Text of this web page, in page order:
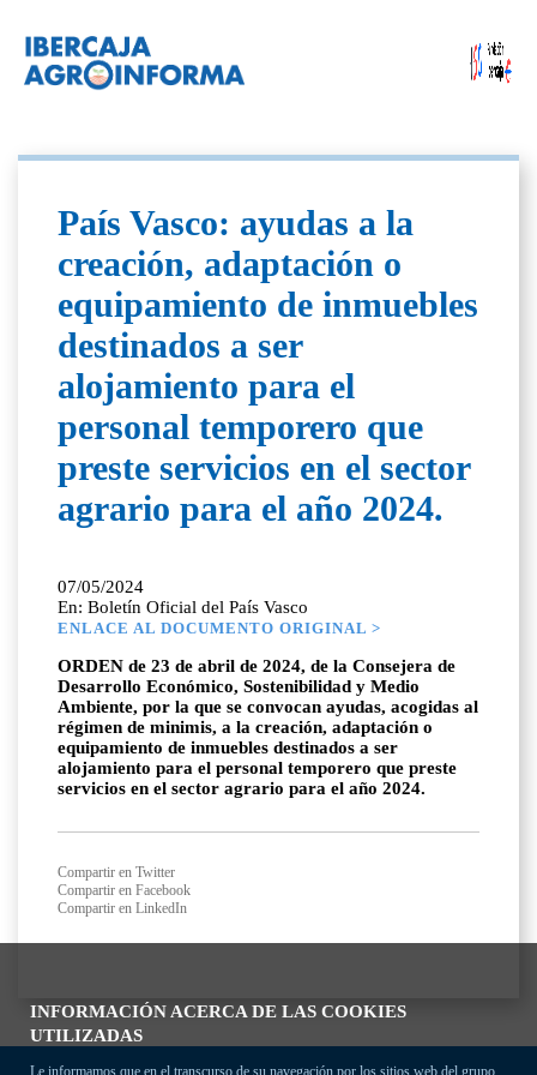
INFORMACIÓN ACERCA DE LAS COOKIES
UTILIZADAS
Le informamos que en el transcurso de su navegación por los sitios web del grupo
País Vasco: ayudas a la
creación, adaptación o
equipamiento de inmuebles
destinados a ser
alojamiento para el
personal temporero que
preste servicios en el sector
agrario para el año 2024.
07/05/2024
En: Boletín Oficial del País Vasco
ENLACE AL DOCUMENTO ORIGINAL >
ORDEN de 23 de abril de 2024, de la Consejera de
Desarrollo Económico, Sostenibilidad y Medio
Ambiente, por la que se convocan ayudas, acogidas al
régimen de minimis, a la creación, adaptación o
equipamiento de inmuebles destinados a ser
alojamiento para el personal temporero que preste
servicios en el sector agrario para el año 2024.
Compartir en Twitter
Compartir en Facebook
Compartir en LinkedIn